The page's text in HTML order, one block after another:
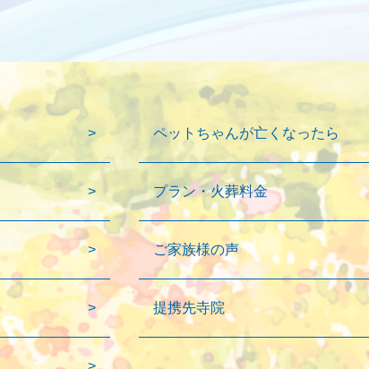
ペットちゃんが亡くなったら
プラン・火葬料金
ご家族様の声
提携先寺院